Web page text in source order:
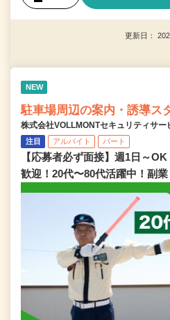
更新日：
NEW
駐車場周辺の案内・誘導ス
株式会社VOLLMONTセキュリティサ
注目 アルバイト パート
【応募者必ず面接】週1日～
歓迎！20代〜80代活躍中！副業